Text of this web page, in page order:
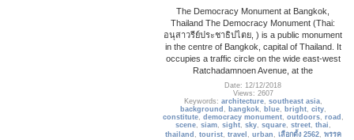
The Democracy Monument at Bangkok,
Thailand The Democracy Monument (Thai:
อนุสาวรีย์ประชาธิปไตย, ) is a public monument
in the centre of Bangkok, capital of Thailand. It
occupies a traffic circle on the wide east-west
Ratchadamnoen Avenue, at the
Date: 12/12/2018
Views: 2607
Keywords: architecture, southeast asia,
background , bangkok, blue, bright, city,
constitute, democracy monument, outdoors, road ,
scene, siam, sight, sky, square, street, thai ,
thailand , tourist, travel , urban , เลือกตั้ง 2562, พรรค